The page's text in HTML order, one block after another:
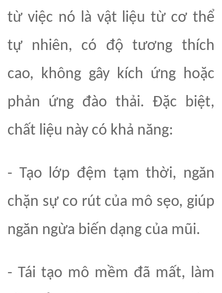
từ việc nó là vật liệu từ cơ thể
tự nhiên, có độ tương thích
cao, không gây kích ứng hoặc
phản ứng đào thải. Đặc biệt,
chất liệu này có khả năng:
- Tạo lớp đệm tạm thời, ngăn
chặn sự co rút của mô sẹo, giúp
ngăn ngừa biến dạng của mũi.
- Tái tạo mô mềm đã mất, làm